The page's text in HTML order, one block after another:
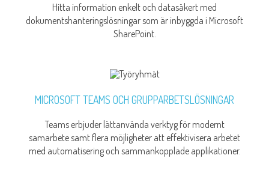
Hitta information enkelt och datasäkert med
dokumentshanteringslösningar som är inbyggda i Microsoft
SharePoint.
MICROSOFT TEAMS OCH GRUPPARBETSLÖSNINGAR
Teams erbjuder lättanvända verktyg för modernt
samarbete samt flera möjligheter att effektivisera arbetet
med automatisering och sammankopplade applikationer.